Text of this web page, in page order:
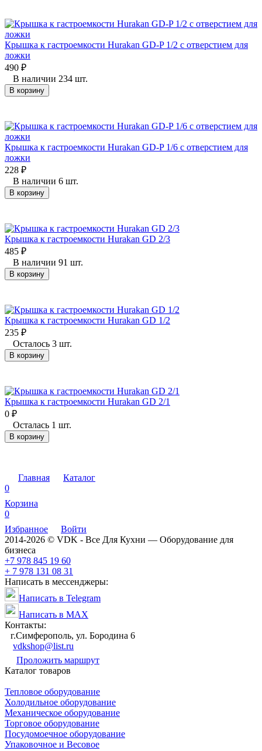
Крышка к гастроемкости Hurakan GD-P 1/2 с отверстием для
ложки
490 ₽
В наличии 234 шт.
В корзину
Крышка к гастроемкости Hurakan GD-P 1/6 с отверстием для
ложки
228 ₽
В наличии 6 шт.
В корзину
Крышка к гастроемкости Hurakan GD 2/3
485 ₽
В наличии 91 шт.
В корзину
Крышка к гастроемкости Hurakan GD 1/2
235 ₽
Осталось 3 шт.
В корзину
Крышка к гастроемкости Hurakan GD 2/1
0 ₽
Осталась 1 шт.
В корзину
Главная
Каталог
0
Корзина
0
Избранное
Войти
2014-2026 © VDK - Все Для Кухни — Оборудование для
бизнеса
+7 978 845 19 60
+ 7 978 131 08 31
Написать в мессенджеры:
Написать в Telegram
Написать в MAX
Контакты:
г.Симферополь, ул. Бородина 6
vdkshop@list.ru
Проложить маршрут
Каталог товаров
Тепловое оборудование
Холодильное оборудование
Механическое оборудование
Торговое оборудование
Посудомоечное оборудование
Упаковочное и Весовое